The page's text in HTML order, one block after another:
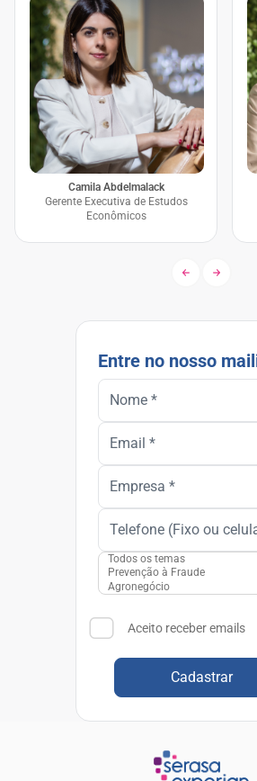
Camila Abdelmalack
Gerente Executiva de Estudos
Econômicos
Entre no nosso
Aceito receber emails
Cadastrar